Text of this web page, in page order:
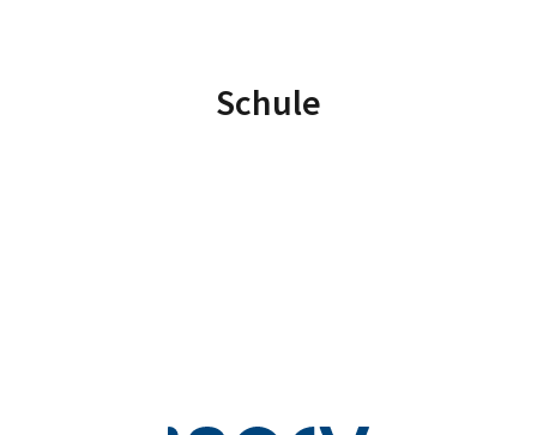
Schule